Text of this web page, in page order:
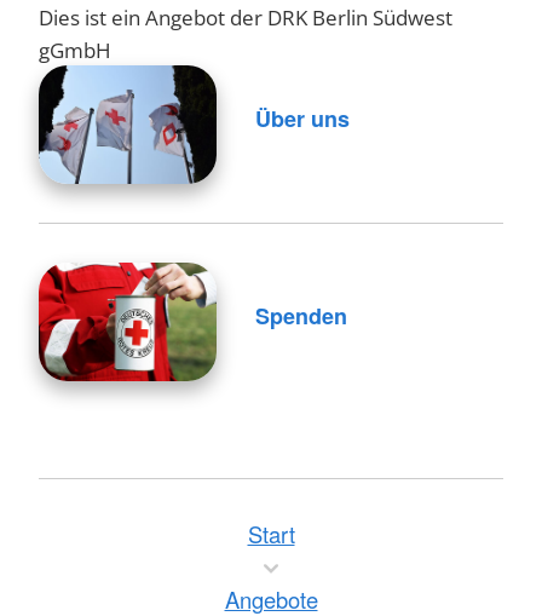
Dies ist ein Angebot der DRK Berlin Südwest
gGmbH
Über uns
Spenden
Start
Angebote